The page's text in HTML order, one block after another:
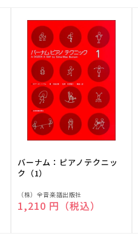
バーナム：ピアノテクニッ
ク（1）
販
売
（株）全音楽譜出版社
通常価格
1,210 円（税込）